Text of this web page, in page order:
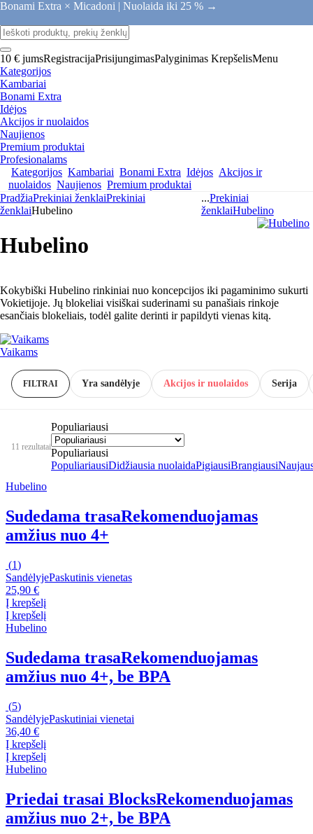
Bonami Extra × Micadoni | Nuolaida iki 25 % →
10 € jumsRegistracijaPrisijungimasPalyginimas KrepšelisMenu
Kategorijos
Kambariai
Bonami Extra
Idėjos
Akcijos ir nuolaidos
Naujienos
Premium produktai
Profesionalams
Kategorijos Kambariai Bonami Extra Idėjos Akcijos ir
nuolaidos Naujienos Premium produktai
PradžiaPrekiniai ženklaiPrekiniai
ženklaiHubelino
...Prekiniai
ženklaiHubelino
Hubelino
Kokybiški Hubelino rinkiniai nuo koncepcijos iki pagaminimo sukurti
Vokietijoje. Jų blokeliai visiškai suderinami su panašiais rinkoje
esančiais blokeliais, todėl galite derinti ir papildyti vienas kitą.
Vaikams
FILTRAI Yra sandėlyje Akcijos ir nuolaidos Serija
11 rezultatai
Populiariausi
Populiariausi
PopuliariausiDidžiausia nuolaidaPigiausiBrangiausi
Hubelino
Sudedama trasaRekomenduojamas
amžius nuo 4+
(1)
SandėlyjePaskutinis vienetas
25,90 €
Į krepšelį
Į krepšelį
Hubelino
Sudedama trasaRekomenduojamas
amžius nuo 4+, be BPA
(5)
SandėlyjePaskutiniai vienetai
36,40 €
Į krepšelį
Į krepšelį
Hubelino
Priedai trasai BlocksRekomenduojamas
amžius nuo 2+, be BPA